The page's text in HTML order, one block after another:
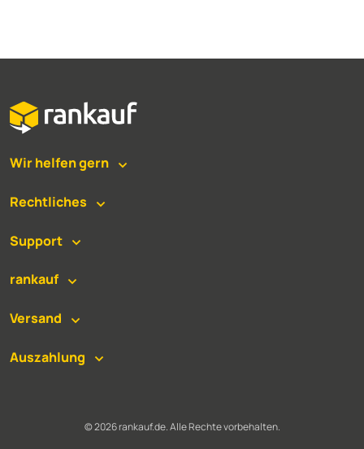
Wir helfen gern
Rechtliches
Support
rankauf
Versand
Auszahlung
©2026rankauf.de. Alle Rechte vorbehalten.